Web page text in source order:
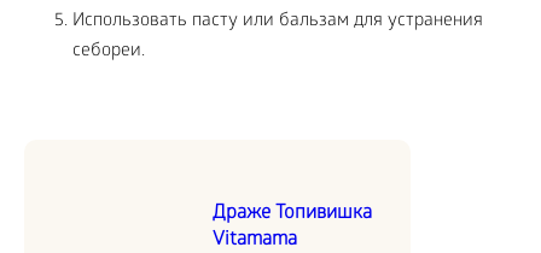
Использовать пасту или бальзам для устранения
себореи.
Драже Топивишка
Vitamama